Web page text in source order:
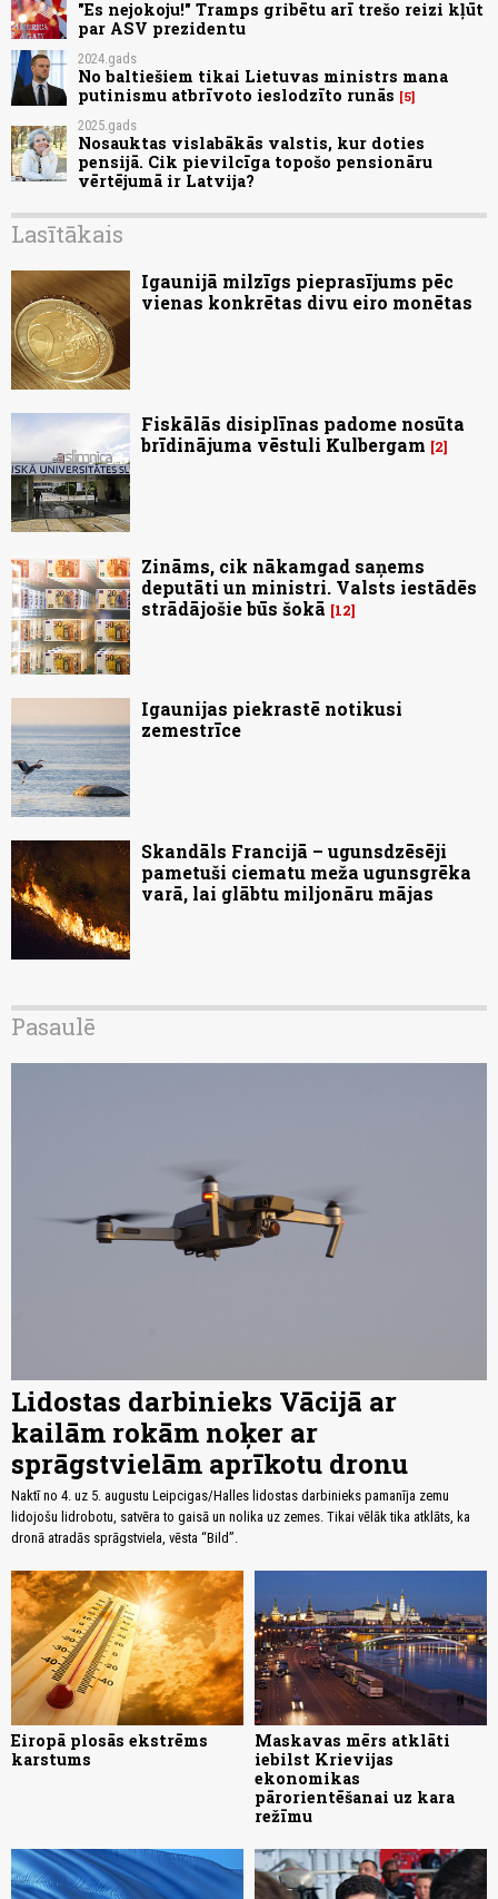
"Es nejokoju!" Tramps gribētu arī trešo reizi kļūt
par ASV prezidentu
2024.gads
No baltiešiem tikai Lietuvas ministrs mana
putinismu atbrīvoto ieslodzīto runās
5
2025.gads
Nosauktas vislabākās valstis, kur doties
pensijā. Cik pievilcīga topošo pensionāru
vērtējumā ir Latvija?
Lasītākais
Igaunijā milzīgs pieprasījums pēc
vienas konkrētas divu eiro monētas
Fiskālās disiplīnas padome nosūta
brīdinājuma vēstuli Kulbergam
2
Zināms, cik nākamgad saņems
deputāti un ministri. Valsts iestādēs
strādājošie būs šokā
12
Igaunijas piekrastē notikusi
zemestrīce
Skandāls Francijā – ugunsdzēsēji
pametuši ciematu meža ugunsgrēka
varā, lai glābtu miljonāru mājas
Pasaulē
Lidostas darbinieks Vācijā ar
kailām rokām noķer ar
sprāgstvielām aprīkotu dronu
Naktī no 4. uz 5. augustu Leipcigas/Halles lidostas darbinieks pamanīja zemu
lidojošu lidrobotu, satvēra to gaisā un nolika uz zemes. Tikai vēlāk tika atklāts, ka
dronā atradās sprāgstviela, vēsta “Bild”.
Eiropā plosās ekstrēms
karstums
Maskavas mērs atklāti
iebilst Krievijas
ekonomikas
pārorientēšanai uz kara
režīmu